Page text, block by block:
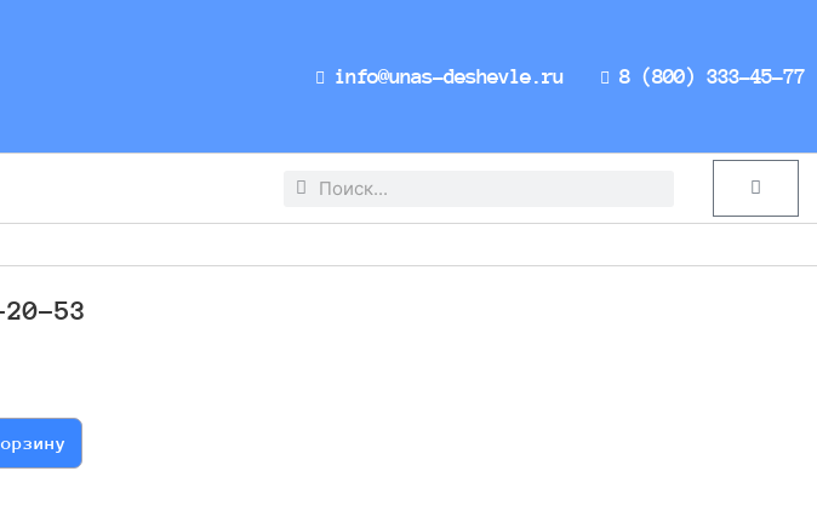
info@unas-deshevle.ru 8 (800) 333-45-77
Search
Search Cart
53